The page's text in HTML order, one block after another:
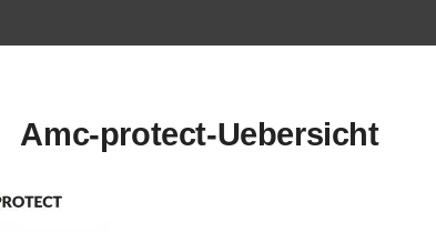
Amc-protect-Uebersicht